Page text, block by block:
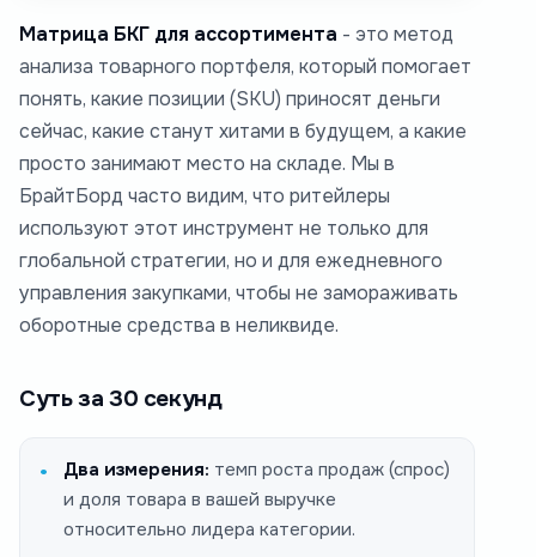
Матрица БКГ для ассортимента - это метод
анализа товарного портфеля, который помогает
понять, какие позиции (SKU) приносят деньги
сейчас, какие станут хитами в будущем, а какие
просто занимают место на складе. Мы в
БрайтБорд часто видим, что ритейлеры
используют этот инструмент не только для
глобальной стратегии, но и для ежедневного
управления закупками, чтобы не замораживать
оборотные средства в неликвиде.
Суть за 30 секунд
Два измерения: темп роста продаж (спрос)
и доля товара в вашей выручке
относительно лидера категории.